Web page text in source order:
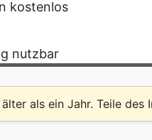
kostenlos
nutzbar
als ein Jahr. Teile